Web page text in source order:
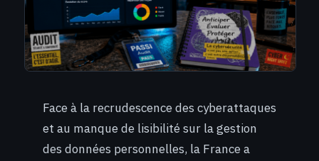
Face à la recrudescence des cyberattaques
et au manque de lisibilité sur la gestion
des données personnelles, la France a